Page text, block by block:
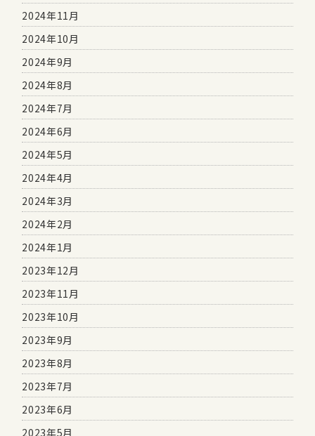
2024年11月
2024年10月
2024年9月
2024年8月
2024年7月
2024年6月
2024年5月
2024年4月
2024年3月
2024年2月
2024年1月
2023年12月
2023年11月
2023年10月
2023年9月
2023年8月
2023年7月
2023年6月
2023年5月